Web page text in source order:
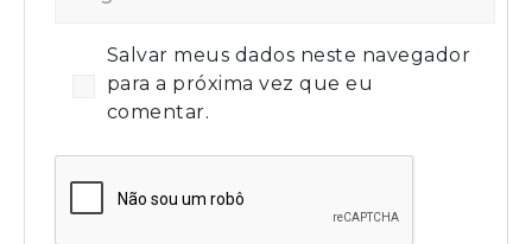
Salvar meus dados neste navegador
para a próxima vez que eu
comentar.